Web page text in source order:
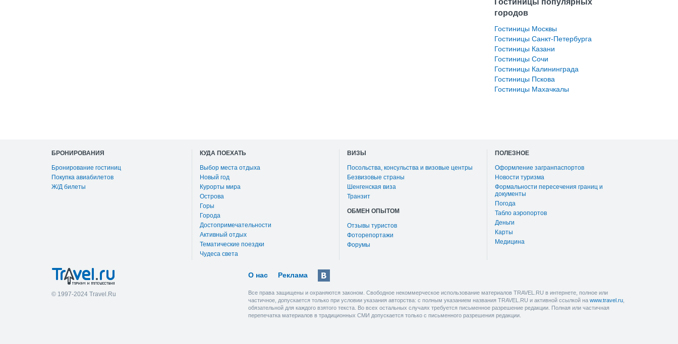
Гостиницы популярных
городов
Гостиницы Москвы
Гостиницы Санкт-Петербурга
Гостиницы Казани
Гостиницы Сочи
Гостиницы Калининграда
Гостиницы Пскова
Гостиницы Махачкалы
БРОНИРОВАНИЯ
Бронирование гостиниц
Покупка авиабилетов
Ж/Д билеты
КУДА ПОЕХАТЬ
Выбор места отдыха
Новый год
Курорты мира
Острова
Горы
Города
Достопримечательности
Активный отдых
Тематические поездки
Чудеса света
ВИЗЫ
Посольства, консульства и визовые центры
Безвизовые страны
Шенгенская виза
Транзит
ОБМЕН ОПЫТОМ
Отзывы туристов
Фоторепортажи
Форумы
ПОЛЕЗНОЕ
Оформление загранпаспортов
Новости туризма
Формальности пересечения границ и
документы
Погода
Табло аэропортов
Деньги
Карты
Медицина
© 1997-2024 Travel.Ru
О нас Реклама
Все права защищены и охраняются законом. Свободное некоммерческое использование материалов TRAVEL.RU в интернете, полное или
частичное, допускается только при условии указания авторства: с полным указанием названия TRAVEL.RU и активной ссылкой на www.travel.ru
обязательной для каждого взятого текста. Во всех остальных случаях требуется письменное разрешение редакции. Полная или частичная
перепечатка материалов в традиционных СМИ допускается только с письменного разрешения редакции.